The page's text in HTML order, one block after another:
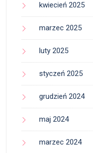
kwiecień 2025
marzec 2025
luty 2025
styczeń 2025
grudzień 2024
maj 2024
marzec 2024